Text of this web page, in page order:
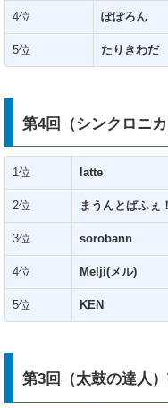
4位 ぽぽろん
5位 たりきわだ
第4回（シンクロニ
1位 latte
2位 まうんとぱふぇ
3位 sorobann
4位 Melji(メル)
5位 KEN
第3回（太鼓の達人